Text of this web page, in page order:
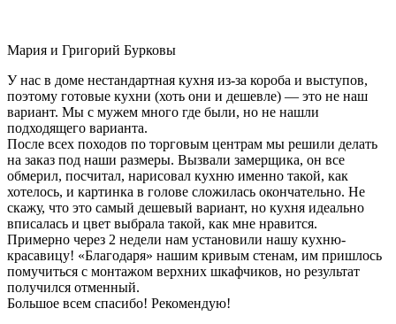
Мария и Григорий Бурковы
У нас в доме нестандартная кухня из-за короба и выступов,
поэтому готовые кухни (хоть они и дешевле) — это не наш
вариант. Мы с мужем много где были, но не нашли
подходящего варианта.
После всех походов по торговым центрам мы решили делать
на заказ под наши размеры. Вызвали замерщика, он все
обмерил, посчитал, нарисовал кухню именно такой, как
хотелось, и картинка в голове сложилась окончательно. Не
скажу, что это самый дешевый вариант, но кухня идеально
вписалась и цвет выбрала такой, как мне нравится.
Примерно через 2 недели нам установили нашу кухню-
красавицу! «Благодаря» нашим кривым стенам, им пришлось
помучиться с монтажом верхних шкафчиков, но результат
получился отменный.
Большое всем спасибо! Рекомендую!